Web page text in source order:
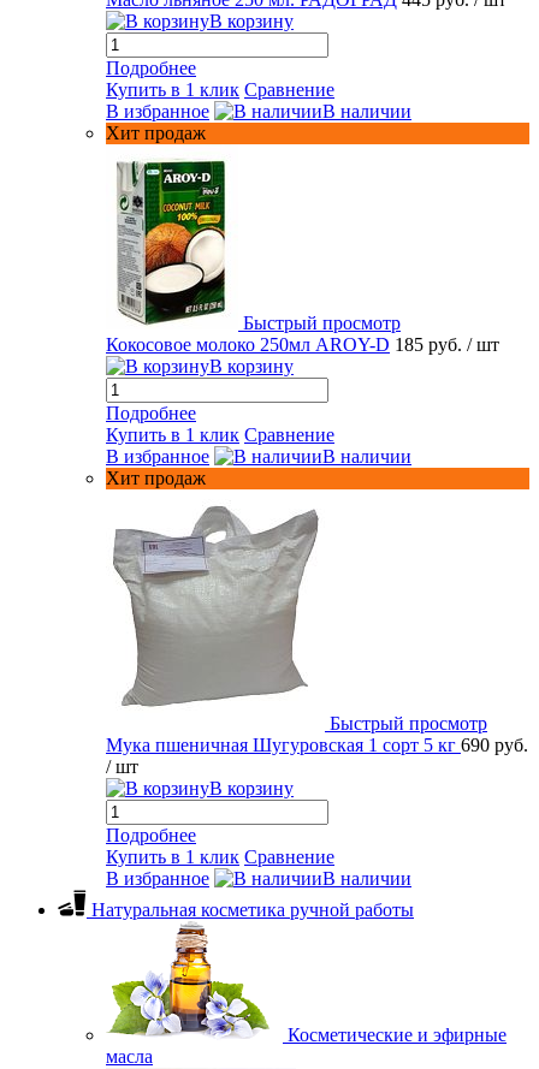
В корзину
Подробнее
Купить в 1 клик Сравнение
В избранное
В наличии
Хит продаж
Быстрый просмотр
Кокосовое молоко 250мл AROY-D 185 руб. / шт
В корзину
Подробнее
Купить в 1 клик Сравнение
В избранное
В наличии
Хит продаж
Быстрый просмотр
Мука пшеничная Шугуровская 1 сорт 5 кг 690 руб.
/ шт
В корзину
Подробнее
Купить в 1 клик Сравнение
В избранное
В наличии
Натуральная косметика ручной работы
Косметические и эфирные
масла